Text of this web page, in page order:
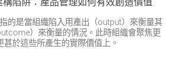
的是當組織陷入用產出（output）來衡量其
）來衡量的情況。此時組織會聚焦更
於這些所產生的實際價值上。